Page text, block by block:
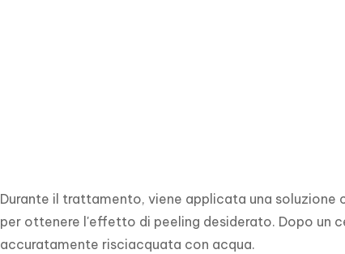
Durante il trattamento, viene applicata una
per ottenere l'effetto di peeling desiderato. Dopo un
accuratamente risciacquata con acqua.